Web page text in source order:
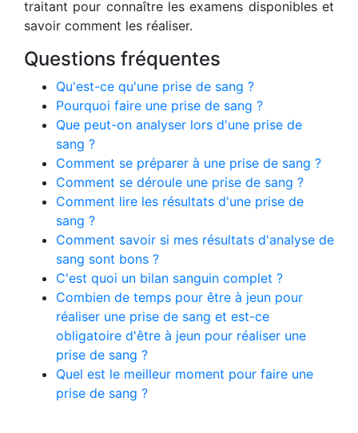
traitant pour connaître les examens disponibles et
savoir comment les réaliser.
Questions fréquentes
Qu'est-ce qu'une prise de sang ?
Pourquoi faire une prise de sang ?
Que peut-on analyser lors d'une prise de
sang ?
Comment se préparer à une prise de sang ?
Comment se déroule une prise de sang ?
Comment lire les résultats d'une prise de
sang ?
Comment savoir si mes résultats d'analyse de
sang sont bons ?
C'est quoi un bilan sanguin complet ?
Combien de temps pour être à jeun pour
réaliser une prise de sang et est-ce
obligatoire d'être à jeun pour réaliser une
prise de sang ?
Quel est le meilleur moment pour faire une
prise de sang ?